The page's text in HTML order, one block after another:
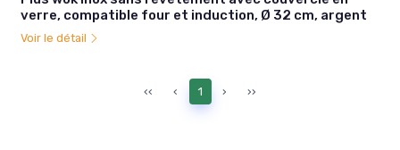
verre, compatible four et induction, Ø 32 cm, argent
Voir le détail
‹‹ ‹ 1 › ››